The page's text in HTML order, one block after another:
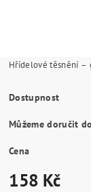
Hřídelové těsnění –
Dostupnost
Můžeme doručit do
Cena
158 Kč